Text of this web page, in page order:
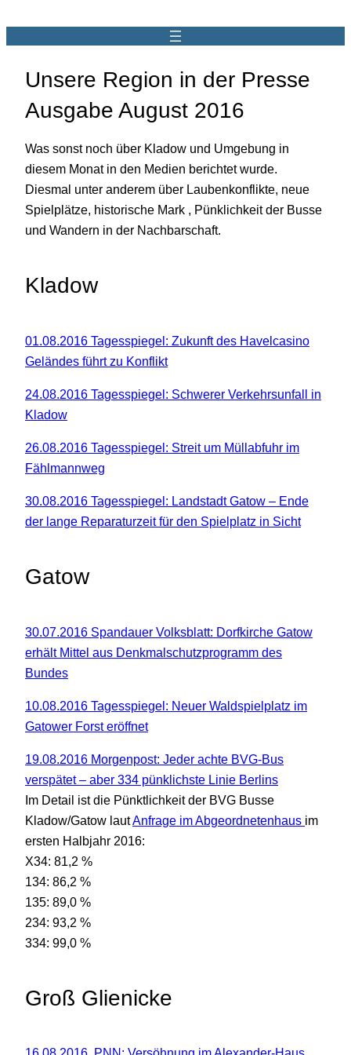
Unsere Region in der Presse
Ausgabe August 2016
Was sonst noch über Kladow und Umgebung in
diesem Monat in den Medien berichtet wurde.
Diesmal unter anderem über Laubenkonflikte, neue
Spielplätze, historische Mark , Pünklichkeit der Busse
und Wandern in der Nachbarschaft.
Kladow
01.08.2016 Tagesspiegel: Zukunft des Havelcasino
Geländes führt zu Konflikt
24.08.2016 Tagesspiegel: Schwerer Verkehrsunfall in
Kladow
26.08.2016 Tagesspiegel: Streit um Müllabfuhr im
Fählmannweg
30.08.2016 Tagesspiegel: Landstadt Gatow – Ende
der lange Reparaturzeit für den Spielplatz in Sicht
Gatow
30.07.2016 Spandauer Volksblatt: Dorfkirche Gatow
erhält Mittel aus Denkmalschutzprogramm des
Bundes
10.08.2016 Tagesspiegel: Neuer Waldspielplatz im
Gatower Forst eröffnet
19.08.2016 Morgenpost: Jeder achte BVG-Bus
verspätet – aber 334 pünklichste Linie Berlins
Im Detail ist die Pünktlichkeit der BVG Busse
Kladow/Gatow lautAnfrage im Abgeordnetenhaus im
ersten Halbjahr 2016:
X34: 81,2 %
134: 86,2 %
135: 89,0 %
234: 93,2 %
334: 99,0 %
Groß Glienicke